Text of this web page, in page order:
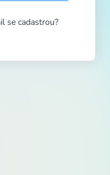
se cadastrou?